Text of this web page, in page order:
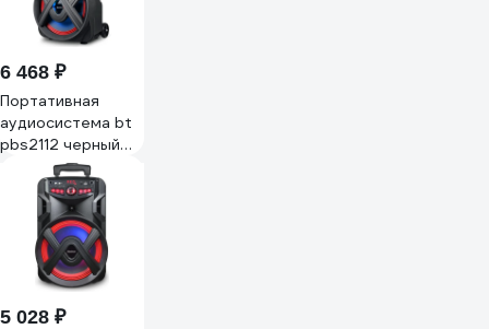
6 468 ₽
Портативная
аудиосистема bt
pbs2112 черный
Blackton 86196941
5 028 ₽